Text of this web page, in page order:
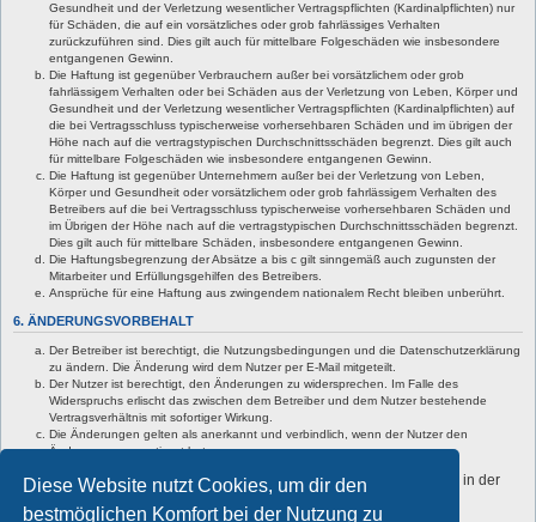
Diese Website nutzt Cookies, um dir den
bestmöglichen Komfort bei der Nutzung zu
Gesundheit und der Verletzung wesentlicher Vertragspflichten (Kardinalpflichten) nur
für Schäden, die auf ein vorsätzliches oder grob fahrlässiges Verhalten
zurückzuführen sind. Dies gilt auch für mittelbare Folgeschäden wie insbesondere
entgangenen Gewinn.
Die Haftung ist gegenüber Verbrauchern außer bei vorsätzlichem oder grob
fahrlässigem Verhalten oder bei Schäden aus der Verletzung von Leben, Körper und
Gesundheit und der Verletzung wesentlicher Vertragspflichten (Kardinalpflichten) auf
die bei Vertragsschluss typischerweise vorhersehbaren Schäden und im übrigen der
Höhe nach auf die vertragstypischen Durchschnittsschäden begrenzt. Dies gilt auch
für mittelbare Folgeschäden wie insbesondere entgangenen Gewinn.
Die Haftung ist gegenüber Unternehmern außer bei der Verletzung von Leben,
Körper und Gesundheit oder vorsätzlichem oder grob fahrlässigem Verhalten des
Betreibers auf die bei Vertragsschluss typischerweise vorhersehbaren Schäden und
im Übrigen der Höhe nach auf die vertragstypischen Durchschnittsschäden begrenzt.
Dies gilt auch für mittelbare Schäden, insbesondere entgangenen Gewinn.
Die Haftungsbegrenzung der Absätze a bis c gilt sinngemäß auch zugunsten der
Mitarbeiter und Erfüllungsgehilfen des Betreibers.
Ansprüche für eine Haftung aus zwingendem nationalem Recht bleiben unberührt.
6. ÄNDERUNGSVORBEHALT
Der Betreiber ist berechtigt, die Nutzungsbedingungen und die Datenschutzerklärung
zu ändern. Die Änderung wird dem Nutzer per E-Mail mitgeteilt.
Der Nutzer ist berechtigt, den Änderungen zu widersprechen. Im Falle des
Widerspruchs erlischt das zwischen dem Betreiber und dem Nutzer bestehende
Vertragsverhältnis mit sofortiger Wirkung.
Die Änderungen gelten als anerkannt und verbindlich, wenn der Nutzer den
Änderungen zugestimmt hat.
Informationen über den Umgang mit deinen persönlichen Daten sind in der